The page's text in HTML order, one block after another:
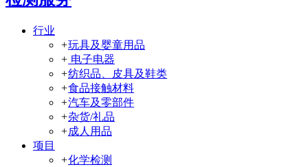
行业
+玩具及婴童用品
+ 电子电器
+纺织品、皮具及鞋类
+食品接触材料
+汽车及零部件
+杂货/礼品
+成人用品
项目
+化学检测